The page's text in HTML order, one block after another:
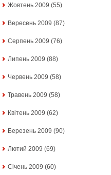
Жовтень 2009 (55)
Вересень 2009 (87)
Серпень 2009 (76)
Липень 2009 (88)
Червень 2009 (58)
Травень 2009 (58)
Квітень 2009 (62)
Березень 2009 (90)
Лютий 2009 (69)
Січень 2009 (60)